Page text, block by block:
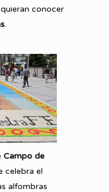
conocer
.
Campo de
celebra el
alfombras